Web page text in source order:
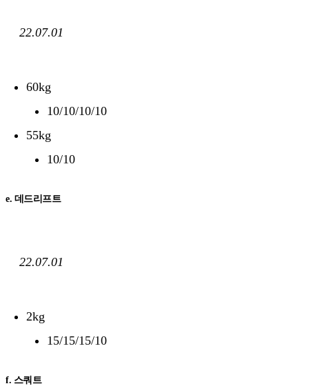
22.07.01
60kg
10/10/10/10
55kg
10/10
e. 데드리프트
22.07.01
2kg
15/15/15/10
f. 스쿼트